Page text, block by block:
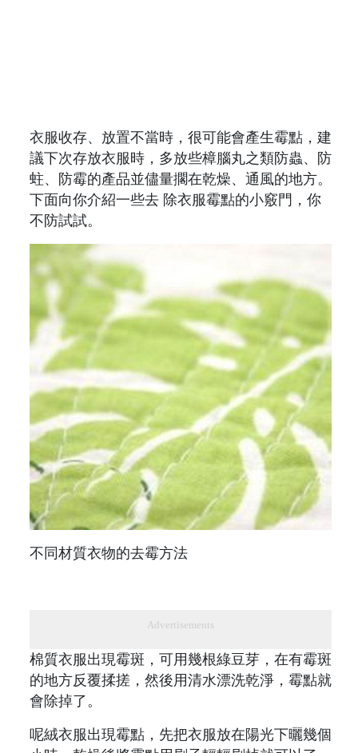
衣服收存、放置不當時，很可能會產生霉點，建
議下次存放衣服時，多放些樟腦丸之類防蟲、防
蛀、防霉的產品並儘量擱在乾燥、通風的地方。
下面向你介紹一些去 除衣服霉點的小竅門，你
不防試試。
不同材質衣物的去霉方法
Advertisements
棉質衣服出現霉斑，可用幾根綠豆芽，在有霉斑
的地方反覆揉搓，然後用清水漂洗乾淨，霉點就
會除掉了。
呢絨衣服出現霉點，先把衣服放在陽光下曬幾個